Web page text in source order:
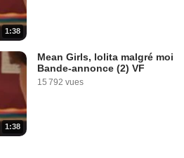
1:38
1:38
Mean Girls, lolita malgré moi
Bande-annonce (2) VF
15 792 vues